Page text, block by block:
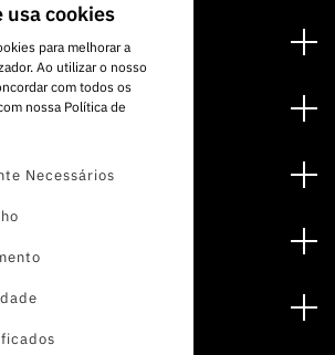
de Concursos
2026
para o Conhecimento
e Informação
PORTUGUESE
ENGLISH
usa cookies
para melhorar a
Ao utilizar o nosso
com todos os
nossa Política de
Necessários